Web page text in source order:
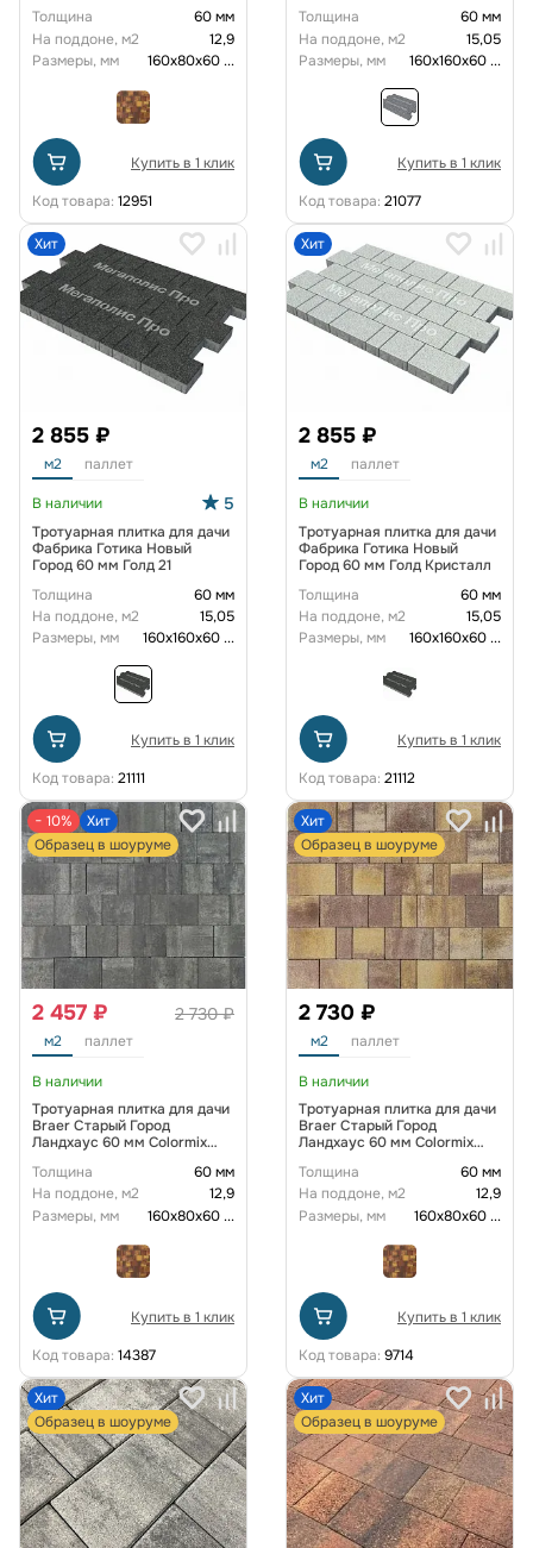
Толщина
60 мм
На поддоне, м2
12,9
Размеры, мм
160х80х60...
Купить в 1 клик
Код товара: 12951
Толщина
60 мм
На поддоне, м2
15,05
Размеры, мм
160х160х60...
Купить в 1 клик
Код товара: 21077
Хит
2 855 ₽
м2 паллет
В наличии 5
Тротуарная плитка для дачи
Фабрика Готика Новый
Город 60 мм Голд 21
Толщина
60 мм
На поддоне, м2
15,05
Размеры, мм
160х160х60...
Купить в 1 клик
Код товара: 21111
Хит
2 855 ₽
м2 паллет
В наличии
Тротуарная плитка для дачи
Фабрика Готика Новый
Город 60 мм Голд Кристалл
Толщина
60 мм
На поддоне, м2
15,05
Размеры, мм
160х160х60...
Купить в 1 клик
Код товара: 21112
− 10%
Хит
Образец в шоуруме
2 730 ₽
2 457 ₽
м2 паллет
В наличии
Тротуарная плитка для дачи
Braer Старый Город
Ландхаус 60 мм Colormix
Толщина
60 мм
На поддоне, м2
12,9
Размеры, мм
160х80х60...
Купить в 1 клик
Код товара: 14387
Хит
Образец в шоуруме
2 730 ₽
м2 паллет
В наличии
Тротуарная плитка для дачи
Braer Старый Город
Ландхаус 60 мм Colormix
Толщина
60 мм
На поддоне, м2
12,9
Размеры, мм
160х80х60...
Купить в 1 клик
Код товара: 9714
Хит
Образец в шоуруме
Хит
Образец в шоуруме